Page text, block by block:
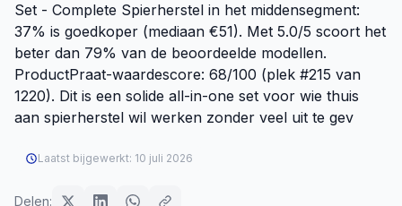
Set - Complete Spierherstel in het middensegment:
37% is goedkoper (mediaan €51). Met 5.0/5 scoort het
beter dan 79% van de beoordeelde modellen.
ProductPraat-waardescore: 68/100 (plek #215 van
1220). Dit is een solide all-in-one set voor wie thuis
aan spierherstel wil werken zonder veel uit te gev
Laatst bijgewerkt: 10 juli 2026
Delen: